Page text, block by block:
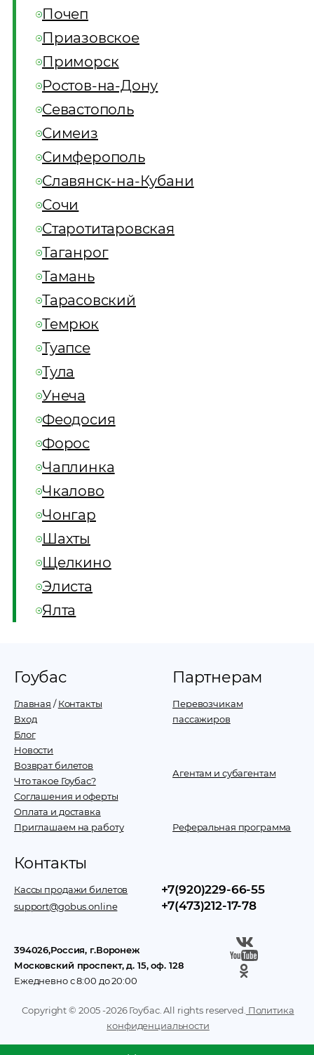
Почеп
Приазовское
Приморск
Ростов-на-Дону
Севастополь
Симеиз
Симферополь
Славянск-на-Кубани
Сочи
Старотитаровская
Таганрог
Тамань
Тарасовский
Темрюк
Туапсе
Тула
Унеча
Феодосия
Форос
Чаплинка
Чкалово
Чонгар
Шахты
Щелкино
Элиста
Ялта
Гоубас
Главная /Контакты
Вход
Блог
Новости
Возврат билетов
Что такое Гоубас?
Соглашения и оферты
Оплата и доставка
Приглашаем на работу
Партнерам
Перевозчикам
пассажиров
Агентам и субагентам
Реферальная программа
Контакты
Кассы продажи билетов
support@gobus.online
+7(920)229-66-55
+7(473)212-17-78
394026,Россия, г.Воронеж
Московский проспект, д. 15, оф. 128
Ежедневно с 8:00 до 20:00
Copyright © 2005 -2026Гоубас. All rights reserved. Политика
конфиденциальности